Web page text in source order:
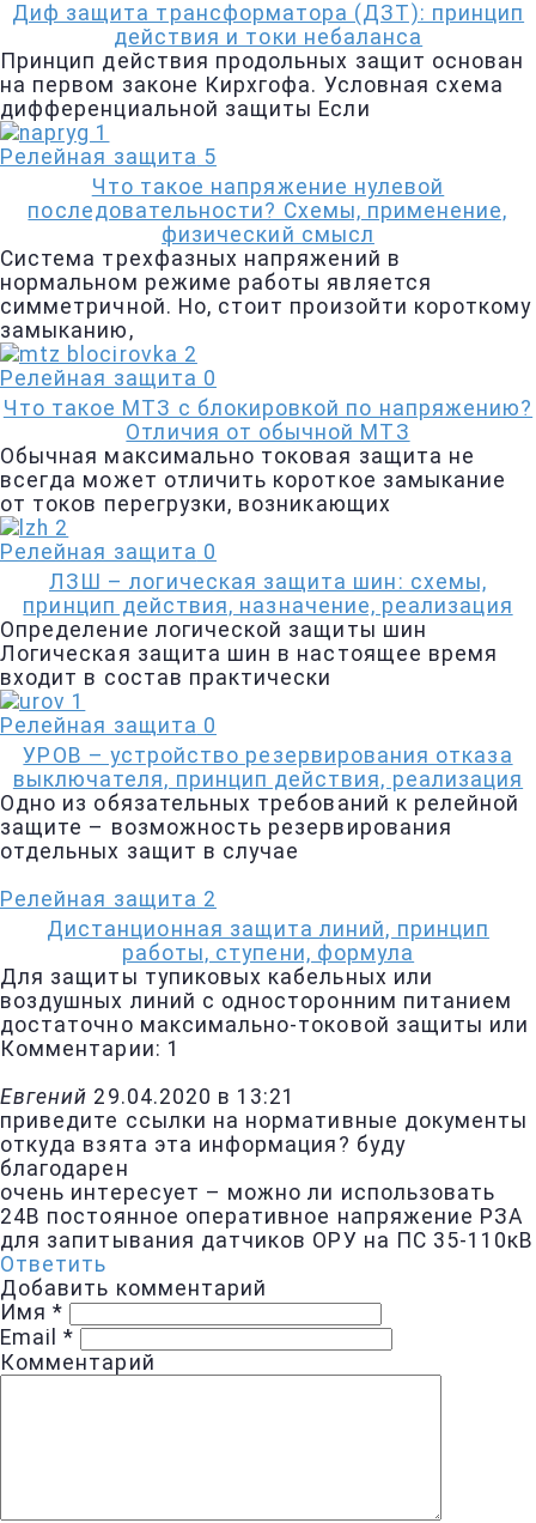
Диф защита трансформатора (ДЗТ): принцип
действия и токи небаланса
Принцип действия продольных защит основан
на первом законе Кирхгофа. Условная схема
дифференциальной защиты Если
Релейная защита 5
Что такое напряжение нулевой
последовательности? Схемы, применение,
физический смысл
Система трехфазных напряжений в
нормальном режиме работы является
симметричной. Но, стоит произойти короткому
замыканию,
Релейная защита 0
Что такое МТЗ с блокировкой по напряжению?
Отличия от обычной МТЗ
Обычная максимально токовая защита не
всегда может отличить короткое замыкание
от токов перегрузки, возникающих
Релейная защита 0
ЛЗШ – логическая защита шин: схемы,
принцип действия, назначение, реализация
Определение логической защиты шин
Логическая защита шин в настоящее время
входит в состав практически
Релейная защита 0
УРОВ – устройство резервирования отказа
выключателя, принцип действия, реализация
Одно из обязательных требований к релейной
защите – возможность резервирования
отдельных защит в случае
Релейная защита 2
Дистанционная защита линий, принцип
работы, ступени, формула
Для защиты тупиковых кабельных или
воздушных линий с односторонним питанием
достаточно максимально-токовой защиты или
Комментарии: 1
Евгений 29.04.2020 в 13:21
приведите ссылки на нормативные документы
откуда взята эта информация? буду
благодарен
очень интересует – можно ли использовать
24В постоянное оперативное напряжение РЗА
для запитывания датчиков ОРУ на ПС 35-110кВ
Ответить
Добавить комментарий
Имя*
Email*
Комментарий